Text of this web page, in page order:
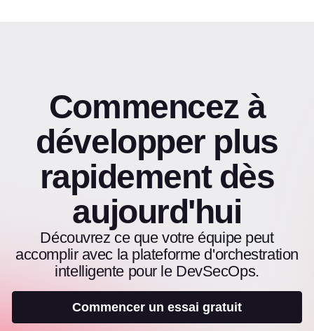
Commencez à
développer plus
rapidement dès
aujourd'hui
Découvrez ce que votre équipe peut
accomplir avec la plateforme d'orchestration
intelligente pour le DevSecOps.
Commencer un essai gratuit